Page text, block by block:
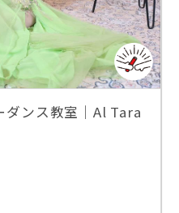
ダンス教室｜Al Tara